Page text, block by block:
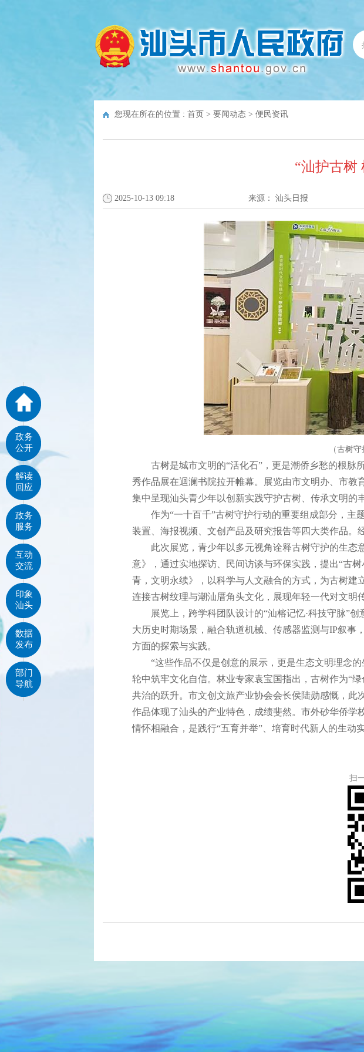
您现在所在的位置 : 首页 > 要闻动态 > 便民资讯
“汕护古树
2025-10-13 09:18 来源： 汕头日报
（古树
古树是城市文明的“活化石”，更是潮侨乡愁的根脉所
秀作品展在迴澜书院拉开帷幕。展览由市文明办、市教
集中呈现汕头青少年以创新实践守护古树、传承文明的
作为“一十百千”古树守护行动的重要组成部分，主
装置、海报视频、文创产品及研究报告等四大类作品。
此次展览，青少年以多元视角诠释古树守护的生态
意》，通过实地探访、民间访谈与环保实践，提出“古
青，文明永续》，以科学与人文融合的方式，为古树
连接古树纹理与潮汕厝角头文化，展现年轻一代对文明
展览上，跨学科团队设计的“汕榕记忆·科技守脉”创
大历史时期场景，融合轨道机械、传感器监测与IP叙事
方面的探索与实践。
“这些作品不仅是创意的展示，更是生态文明理念的
轮中筑牢文化自信。林业专家袁宝国指出，古树作为“
共治的跃升。市文创文旅产业协会会长侯陆勋感慨，
作品体现了汕头的产业特色，成绩斐然。市外砂华侨学
情怀相融合，是践行“五育并举”、培育时代新人的生动实
扫
政务
公开
解读
回应
政务
服务
互动
交流
印象
汕头
数据
发布
部门
导航